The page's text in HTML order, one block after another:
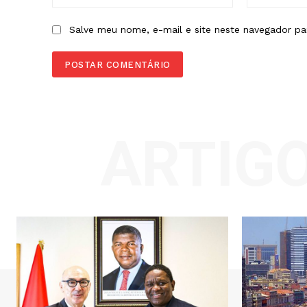
Salve meu nome, e-mail e site neste navegador